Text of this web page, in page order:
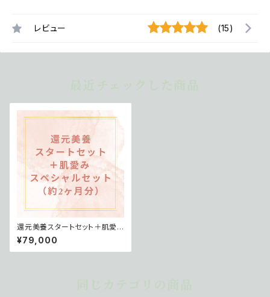
レビュー (15)
還元美養スタートセット＋肌愛
み スペシャルセット（約2ヶ月分）
¥79,000